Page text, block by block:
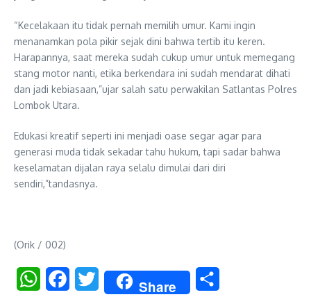
“Kecelakaan itu tidak pernah memilih umur. Kami ingin
menanamkan pola pikir sejak dini bahwa tertib itu keren.
Harapannya, saat mereka sudah cukup umur untuk memegang
stang motor nanti, etika berkendara ini sudah mendarat dihati
dan jadi kebiasaan,”ujar salah satu perwakilan Satlantas Polres
Lombok Utara.
Edukasi kreatif seperti ini menjadi oase segar agar para
generasi muda tidak sekadar tahu hukum, tapi sadar bahwa
keselamatan dijalan raya selalu dimulai dari diri
sendiri,”tandasnya.
(Orik / 002)
WhatsAppFacebookTwitter Share